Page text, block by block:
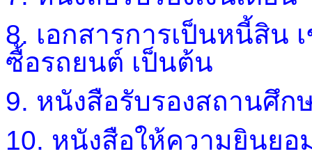
8. เอกสารการเป็นหนี้สิน
ซื้อรถยนต์ เป็นต้น
9. หนังสือรับรองสถานศึก
10. หนังสือให้ความยินยอ